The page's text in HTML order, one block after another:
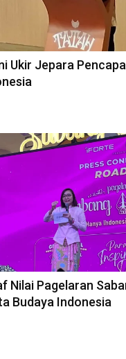
Ukir Jepara
Nilai Pagelaran
Budaya Indonesia